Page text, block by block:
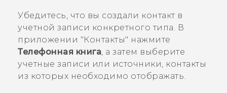
Убедитесь, что вы создали контакт в
учетной записи конкретного типа. В
приложении "‍Контакты"‍ нажмите
Телефонная книга, а затем выберите
учетные записи или источники, контакты
из которых необходимо отображать.